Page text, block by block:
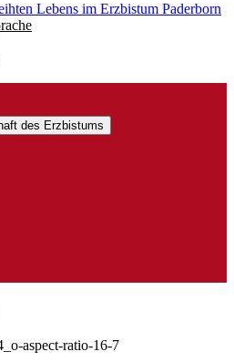
Lebens im Erzbistum Paderborn
des Erzbistums